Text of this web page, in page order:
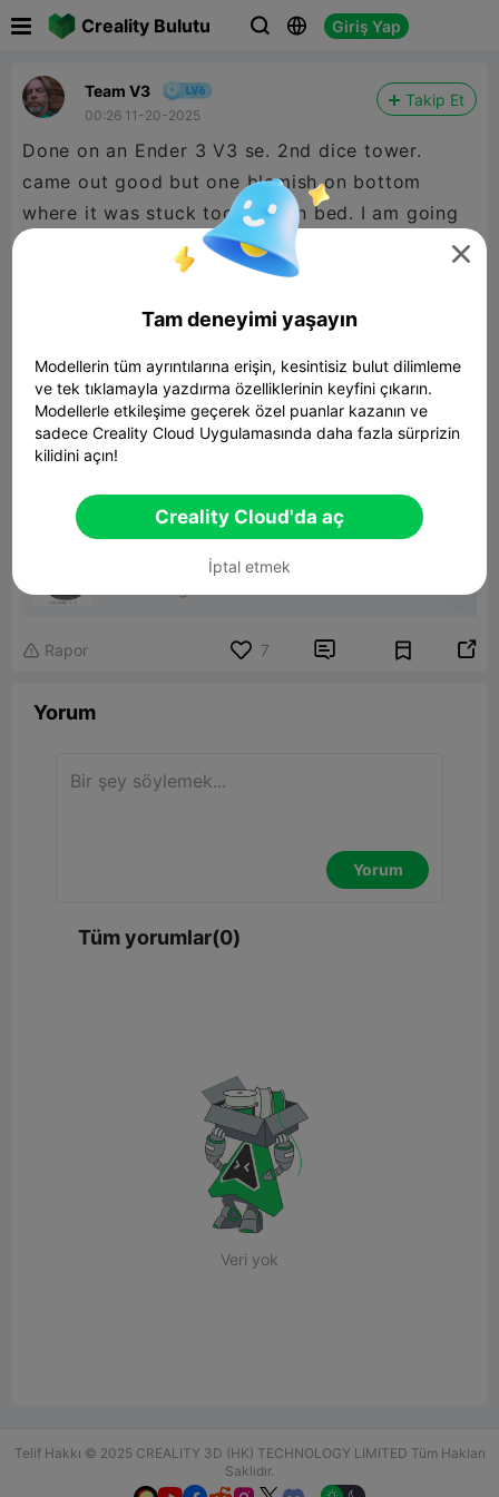
Creality Bulutu   Giriş Yap
Team V3
00:26 11-20-2025
Takip Et
Done on an Ender 3 V3 se. 2nd dice tower.
came out good but one blemish on bottom
where it was stuck too well on bed. I am going
to fix this with a small piece of felt. Thank you!

 Rapor 7  
Yorum
Yorum
Tüm yorumlar(0)
Veri yok
Telif Hakkı © 2025 CREALITY 3D (HK) TECHNOLOGY LIMITED Tüm Hakları
Saklıdır.

Tam deneyimi yaşayın
Modellerin tüm ayrıntılarına erişin, kesintisiz bulut dilimleme
ve tek tıklamayla yazdırma özelliklerinin keyfini çıkarın.
Modellerle etkileşime geçerek özel puanlar kazanın ve
sadece Creality Cloud Uygulamasında daha fazla sürprizin
kilidini açın!
Creality Cloud'da aç
İptal etmek